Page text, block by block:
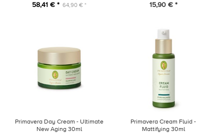
58,41 € * 64,90 € *
für den Kurztrip am Wochenende.
15,90 € *
Primavera Day Cream - Ultimate
New Aging 30ml
Primavera Cream Fluid -
Mattifying 30ml